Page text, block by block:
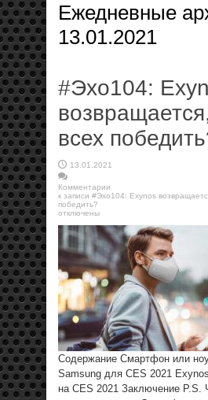
Ежедневные
13.01.2021
#Эхо104:
всех
13.01.2021
Комментарии
к записи #Эхо104: Exynos
победить?
отключены
Содержание Смартфон или
Samsung для CES 2021
на CES 2021 Заключение P.S.